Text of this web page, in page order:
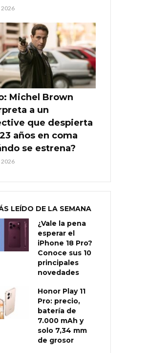
2026
Michel Brown
a un
que despierta
años en coma
se estrena?
2026
LEÍDO DE LA SEMANA
¿Vale la pena
esperar el
iPhone 18 Pro?
Conoce sus 10
principales
novedades
Honor Play 11
Pro: precio,
batería de
7.000 mAh y
solo 7,34 mm
de grosor